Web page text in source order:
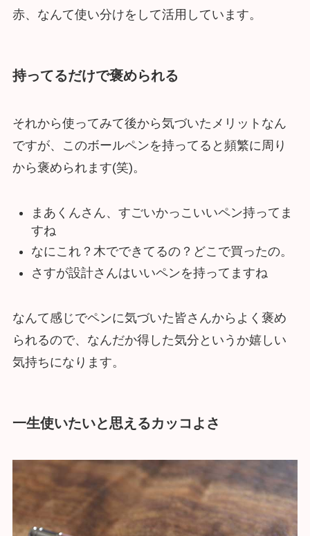
赤、なんて使い分けをして活用しています。
持ってるだけで褒められる
それから使ってみて後から気づいたメリットなん
ですが、このボールペンを持ってると頻繁に周り
から褒められます(笑)。
まあくんさん、すごいかっこいいペン持ってま
すね
なにこれ？木でできてるの？どこで買ったの。
さすが設計さんはいいペンを持ってますね
なんて感じでペンに気づいた皆さんからよく褒め
られるので、なんだか得した気分というか嬉しい
気持ちになります。
一生使いたいと思えるカッコよさ